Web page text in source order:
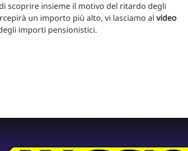
scoprire insieme il motivo del ritardo degli
un importo più alto, vi lasciamo al video
importi pensionistici.